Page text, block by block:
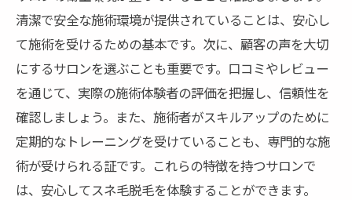
清潔で安全な施術環境が提供されていることは、安心し
て施術を受けるための基本です。次に、顧客の声を大切
にするサロンを選ぶことも重要です。口コミやレビュー
を通じて、実際の施術体験者の評価を把握し、信頼性を
確認しましょう。また、施術者がスキルアップのために
定期的なトレーニングを受けていることも、専門的な施
術が受けられる証です。これらの特徴を持つサロンで
は、安心してスネ毛脱毛を体験することができます。